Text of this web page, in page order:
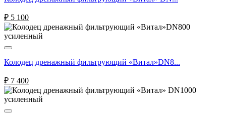
₽ 5 100
Колодец дренажный фильтрующий «Витал»DN8...
₽ 7 400